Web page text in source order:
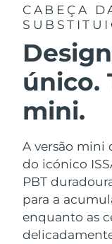
CABEÇA
único.
mini.
A versão mini
do icónico
PBT
para a
enquanto as